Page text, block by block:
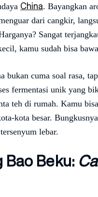
China. Bayangkan
dari cangkir,
Sangat
kamu sudah bisa
bukan cuma soal rasa,
fermentasi unik yang
teh di rumah. Kamu
kota besar.
lebar.
Bao Beku: